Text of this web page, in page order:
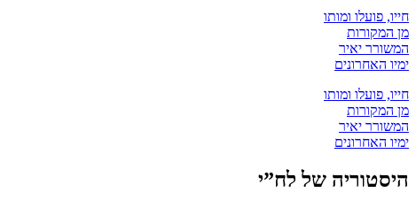
חייו, פועלו ומותו
מן המקורות
המשורר יאיר
ימיו האחרונים
חייו, פועלו ומותו
מן המקורות
המשורר יאיר
ימיו האחרונים
היסטוריה של לח”י